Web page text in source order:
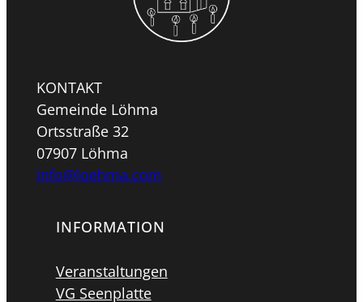
KONTAKT
Gemeinde Löhma
Ortsstraße 32
07907 Löhma
info@loehma.com
INFORMATION
Veranstaltungen
VG Seenplatte